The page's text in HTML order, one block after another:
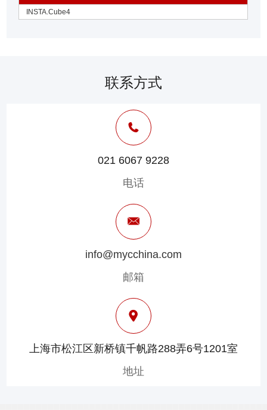
INSTA.Cube4
联系方式
021 6067 9228
电话
info@mycchina.com
邮箱
上海市松江区新桥镇千帆路288弄6号1201室
地址